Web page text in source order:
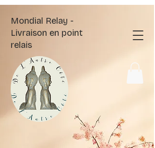
Mondial Relay -
Livraison en point
relais